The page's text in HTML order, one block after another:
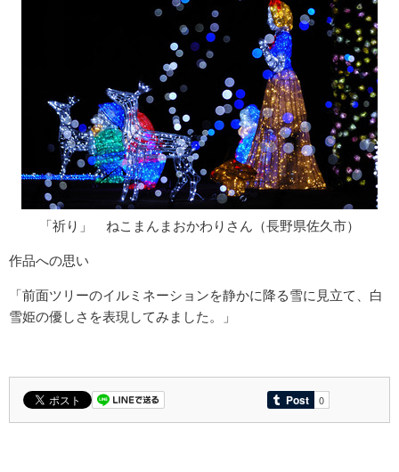
「祈り」 ねこまんまおかわりさん（長野県佐久市）
作品への思い
「前面ツリーのイルミネーションを静かに降る雪に見立て、白
雪姫の優しさを表現してみました。」